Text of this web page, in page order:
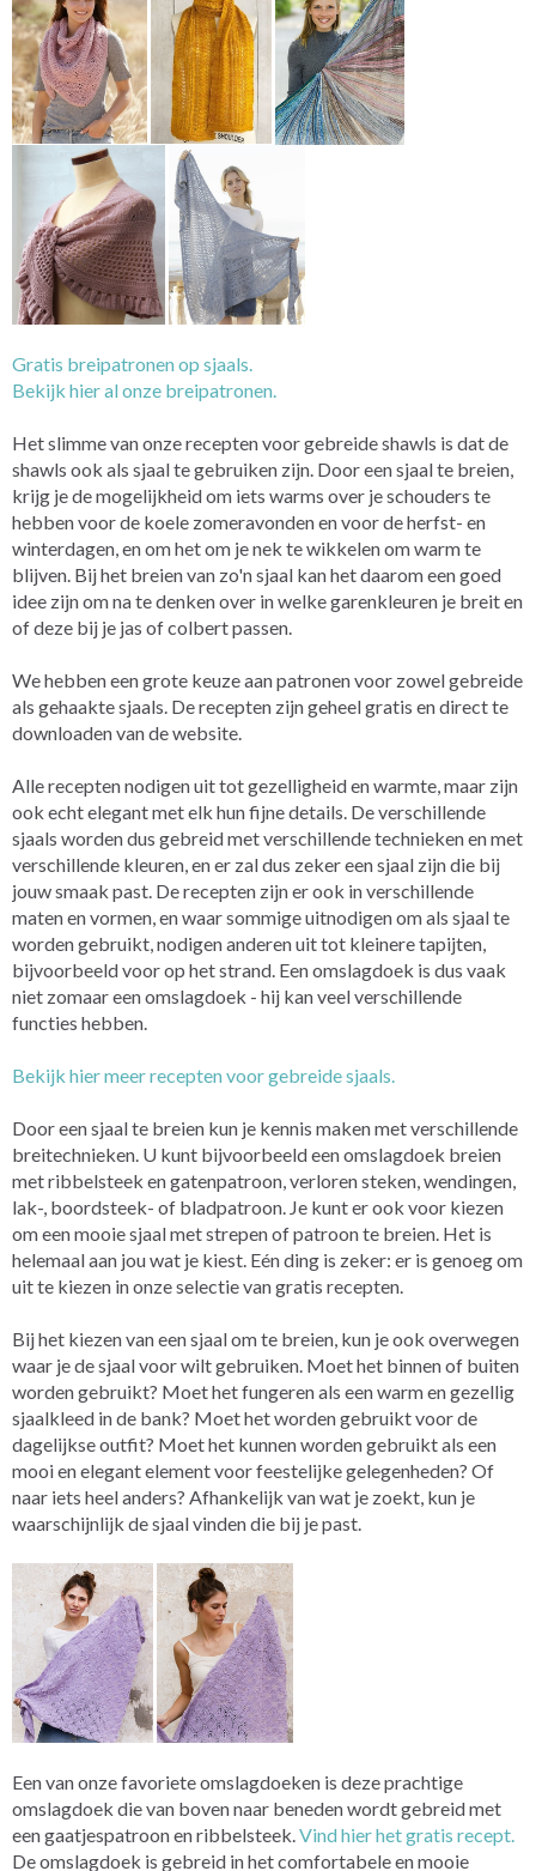
Gratis breipatronen op sjaals.
Bekijk hier al onze breipatronen.
Het slimme van onze recepten voor gebreide shawls is dat de
shawls ook als sjaal te gebruiken zijn. Door een sjaal te breien,
krijg je de mogelijkheid om iets warms over je schouders te
hebben voor de koele zomeravonden en voor de herfst- en
winterdagen, en om het om je nek te wikkelen om warm te
blijven. Bij het breien van zo'n sjaal kan het daarom een goed
idee zijn om na te denken over in welke garenkleuren je breit en
of deze bij je jas of colbert passen.
We hebben een grote keuze aan patronen voor zowel gebreide
als gehaakte sjaals. De recepten zijn geheel gratis en direct te
downloaden van de website.
Alle recepten nodigen uit tot gezelligheid en warmte, maar zijn
ook echt elegant met elk hun fijne details. De verschillende
sjaals worden dus gebreid met verschillende technieken en met
verschillende kleuren, en er zal dus zeker een sjaal zijn die bij
jouw smaak past. De recepten zijn er ook in verschillende
maten en vormen, en waar sommige uitnodigen om als sjaal te
worden gebruikt, nodigen anderen uit tot kleinere tapijten,
bijvoorbeeld voor op het strand. Een omslagdoek is dus vaak
niet zomaar een omslagdoek - hij kan veel verschillende
functies hebben.
Bekijk hier meer recepten voor gebreide sjaals.
Door een sjaal te breien kun je kennis maken met verschillende
breitechnieken. U kunt bijvoorbeeld een omslagdoek breien
met ribbelsteek en gatenpatroon, verloren steken, wendingen,
lak-, boordsteek- of bladpatroon. Je kunt er ook voor kiezen
om een mooie sjaal met strepen of patroon te breien. Het is
helemaal aan jou wat je kiest. Eén ding is zeker: er is genoeg om
uit te kiezen in onze selectie van gratis recepten.
Bij het kiezen van een sjaal om te breien, kun je ook overwegen
waar je de sjaal voor wilt gebruiken. Moet het binnen of buiten
worden gebruikt? Moet het fungeren als een warm en gezellig
sjaalkleed in de bank? Moet het worden gebruikt voor de
dagelijkse outfit? Moet het kunnen worden gebruikt als een
mooi en elegant element voor feestelijke gelegenheden? Of
naar iets heel anders? Afhankelijk van wat je zoekt, kun je
waarschijnlijk de sjaal vinden die bij je past.
Een van onze favoriete omslagdoeken is deze prachtige
omslagdoek die van boven naar beneden wordt gebreid met
een gaatjespatroon en ribbelsteek.Vind hier het gratis recept.
De omslagdoek is gebreid in het comfortabele en mooie